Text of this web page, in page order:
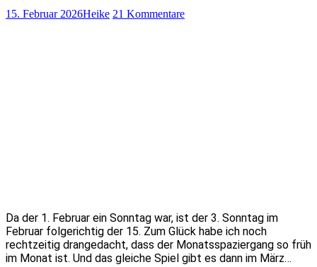
15. Februar 2026Heike 21 Kommentare
Da der 1. Februar ein Sonntag war, ist der 3. Sonntag im
Februar folgerichtig der 15. Zum Glück habe ich noch
rechtzeitig drangedacht, dass der Monatsspaziergang so früh
im Monat ist. Und das gleiche Spiel gibt es dann im März…